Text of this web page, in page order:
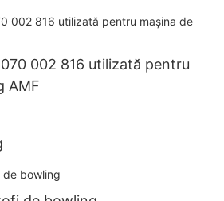
002 816 utilizată pentru
AMF